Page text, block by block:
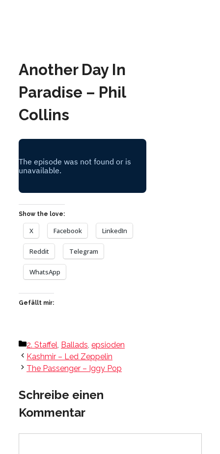
Another Day In
Paradise – Phil
Collins
Show the love:
X Facebook LinkedIn
Reddit Telegram
WhatsApp
Gefällt mir:
Kategorien
2. Staffel, Ballads, epsioden
Kashmir – Led Zeppelin
The Passenger – Iggy Pop
Schreibe einen
Kommentar